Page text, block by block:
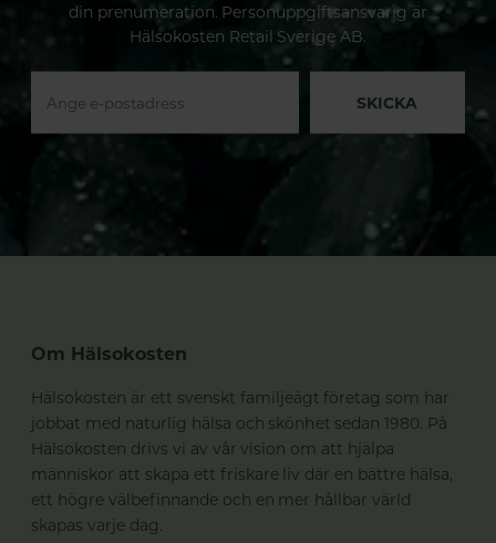
din prenumeration. Personuppgiftsansvarig är
Hälsokosten Retail Sverige AB.
SKICKA
Om Hälsokosten
Hälsokosten är ett svenskt familjeägt företag som har
jobbat med naturlig hälsa och skönhet sedan 1980. På
Hälsokosten drivs vi av vår vision om att hjälpa
människor att skapa ett friskare liv där en bättre hälsa,
ett högre välbefinnande och en mer hållbar värld
skapas varje dag.